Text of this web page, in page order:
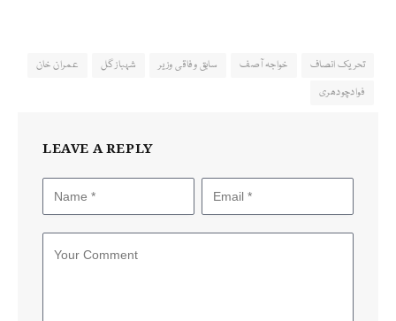
تحریک انصاف خواجہ آصف سابق وفاقی وزیر شہباز گل
عمران خان
فوادچودھری
LEAVE A REPLY